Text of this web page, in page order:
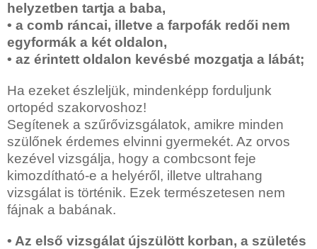
helyzetben tartja a baba,
• a comb ráncai, illetve a farpofák redői nem
egyformák a két oldalon,
• az érintett oldalon kevésbé mozgatja a lábát;
Ha ezeket észleljük, mindenképp forduljunk
ortopéd szakorvoshoz!
Segítenek a szűrővizsgálatok, amikre minden
szülőnek érdemes elvinni gyermekét. Az orvos
kezével vizsgálja, hogy a combcsont feje
kimozdítható-e a helyéről, illetve ultrahang
vizsgálat is történik. Ezek természetesen nem
fájnak a babának.
• Az első vizsgálat újszülött korban, a születés